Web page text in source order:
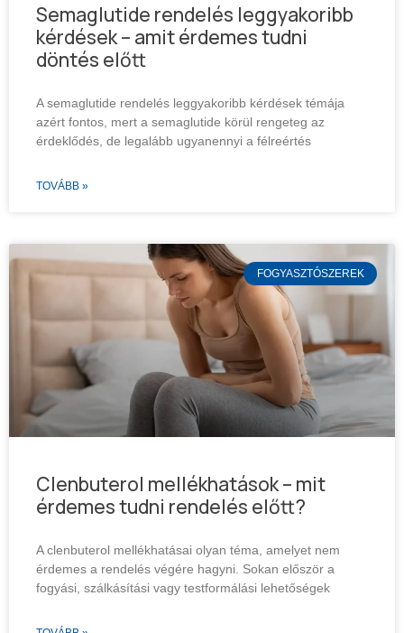
Semaglutide rendelés leggyakoribb
kérdések – amit érdemes tudni
döntés előtt
A semaglutide rendelés leggyakoribb kérdések témája
azért fontos, mert a semaglutide körül rengeteg az
érdeklődés, de legalább ugyanennyi a félreértés
TOVÁBB »
FOGYASZTÓSZEREK
Clenbuterol mellékhatások – mit
érdemes tudni rendelés előtt?
A clenbuterol mellékhatásai olyan téma, amelyet nem
érdemes a rendelés végére hagyni. Sokan először a
fogyási, szálkásítási vagy testformálási lehetőségek